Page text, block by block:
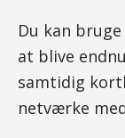
Du kan
at blive
samtidig
netværke